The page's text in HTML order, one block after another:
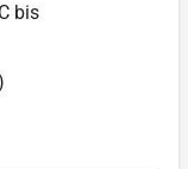
bis